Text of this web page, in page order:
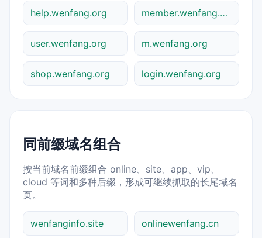
help.wenfang.org member.wenfang.org
user.wenfang.org m.wenfang.org
shop.wenfang.org login.wenfang.org
同前缀域名组合
按当前域名前缀组合 online、site、app、vip、
cloud 等词和多种后缀，形成可继续抓取的长尾域名
页。
wenfanginfo.site onlinewenfang.cn